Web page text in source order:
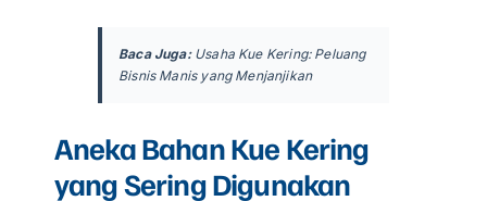
Baca Juga: Usaha Kue Kering: Peluang
Bisnis Manis yang Menjanjikan
Aneka Bahan Kue Kering
yang Sering Digunakan